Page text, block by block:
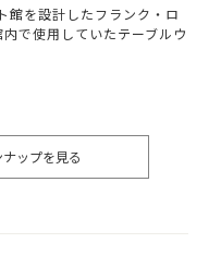
館を設計したフランク・ロ
で使用していたテーブルウ
ップを見る